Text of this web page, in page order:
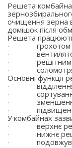
Решета
очищення зерна
домішок після
Решета
·
грохотом
·
·
·
Основні функції
·
·
·
·
У комбайнах
·
верхнє
·
нижнє
·